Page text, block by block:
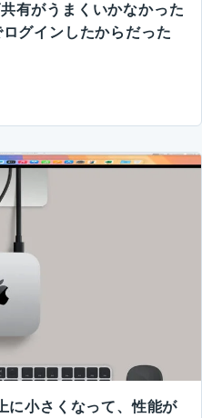
有がうまくいかなかった
グインしたからだった
に小さくなって、性能が